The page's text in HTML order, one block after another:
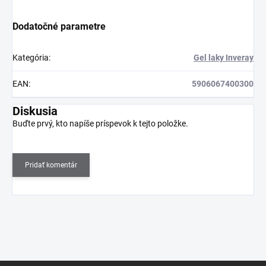
Dodatočné parametre
Kategória: Gel laky Inveray
EAN: 5906067400300
Diskusia
Buďte prvý, kto napíše príspevok k tejto položke.
Pridať komentár